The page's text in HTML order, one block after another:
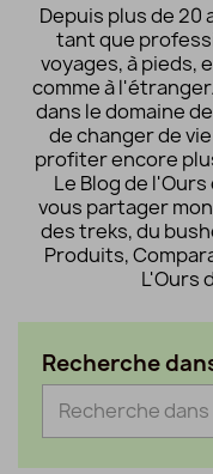
Depuis plus de 20
tant que
voyages, à pieds,
comme à
dans le domaine
de changer de
profiter encore
Le Blog de
vous partager
des treks, du
Produits,
L'Ours
Recherche